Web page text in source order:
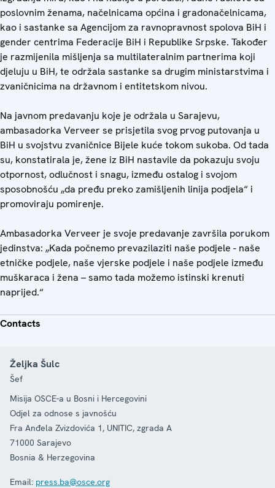
poslovnim ženama, načelnicama općina i gradonačelnicama,
kao i sastanke sa Agencijom za ravnopravnost spolova BiH i
gender centrima Federacije BiH i Republike Srpske. Također
je razmijenila mišljenja sa multilateralnim partnerima koji
djeluju u BiH, te održala sastanke sa drugim ministarstvima i
zvaničnicima na državnom i entitetskom nivou.
Na javnom predavanju koje je održala u Sarajevu,
ambasadorka Verveer se prisjetila svog prvog putovanja u
BiH u svojstvu zvaničnice Bijele kuće tokom sukoba. Od tada
su, konstatirala je, žene iz BiH nastavile da pokazuju svoju
otpornost, odlučnost i snagu, između ostalog i svojom
sposobnošću „da pređu preko zamišljenih linija podjela“ i
promoviraju pomirenje.
Ambasadorka Verveer je svoje predavanje završila porukom
jedinstva: „Kada počnemo prevazilaziti naše podjele - naše
etničke podjele, naše vjerske podjele i naše podjele između
muškaraca i žena – samo tada možemo istinski krenuti
naprijed.“
Contacts
Željka Šulc
Šef
Misija OSCE-a u Bosni i Hercegovini
Odjel za odnose s javnošću
Fra Anđela Zvizdovića 1, UNITIC, zgrada A
71000 Sarajevo
Bosnia & Herzegovina
Email: press.ba@osce.org